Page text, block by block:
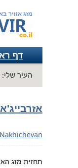
מזג אוויר
דף
העיר שלי:
Nakhichevan
תחזית מזג האוויר הנוכחי במשך -10 ימים